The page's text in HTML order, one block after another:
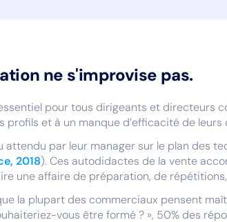
ne s'improvise pas.
pour tous dirigeants et directeurs
et à un manque d’efficacité de leurs
attendu par leur manager sur le plan des
2018). Ces autodidactes de la vente
une affaire de préparation, de
la plupart des commerciaux pensent
vous être formé ? », 50% des